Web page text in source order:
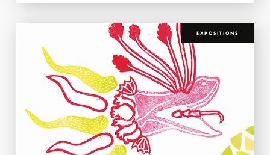
EXPOSITIONS